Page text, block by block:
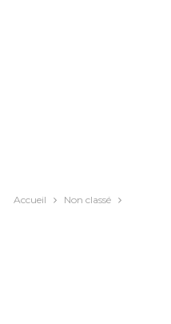
Accueil Non classé